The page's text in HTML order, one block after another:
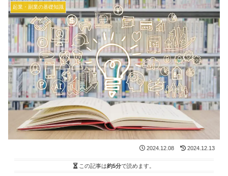
起業・副業の基礎知識
2024.12.08 2024.12.13
この記事は約5分で読めます。